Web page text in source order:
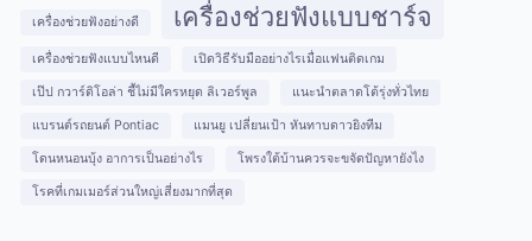
เครื่องช่วยฟังอย่างดี เครื่องช่วยฟังแบบชาร์จ
เครื่องช่วยฟังแบบไหนดี เปิดวิธีรับมืออย่างไรเมื่อแฟนติดเกม
เป๊ป กวาร์ดิโอล่า ชี้ไม่มีใครหยุด ลิเวอร์พูล แนะนำตลาดโต้รุ่งทั่วไทย
แบรนด์รถยนต์ Pontiac แมนยู เปลี่ยนเป้า หันทาบดาวยิงทีม
โดนหนอนบุ้ง อาการเป็นอย่างไร โพรงใต้บ้านควรจะขจัดปัญหายังไง
โรคที่เกมเมอร์ส่วนใหญ่เสี่ยงมากที่สุด